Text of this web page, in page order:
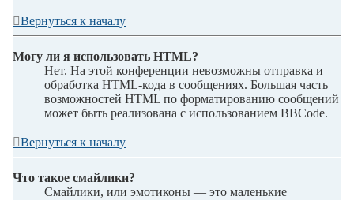
Вернуться к началу
Могу ли я использовать HTML?
Нет. На этой конференции невозможны отправка и
обработка HTML-кода в сообщениях. Большая часть
возможностей HTML по форматированию сообщений
может быть реализована с использованием BBCode.
Вернуться к началу
Что такое смайлики?
Смайлики, или эмотиконы — это маленькие